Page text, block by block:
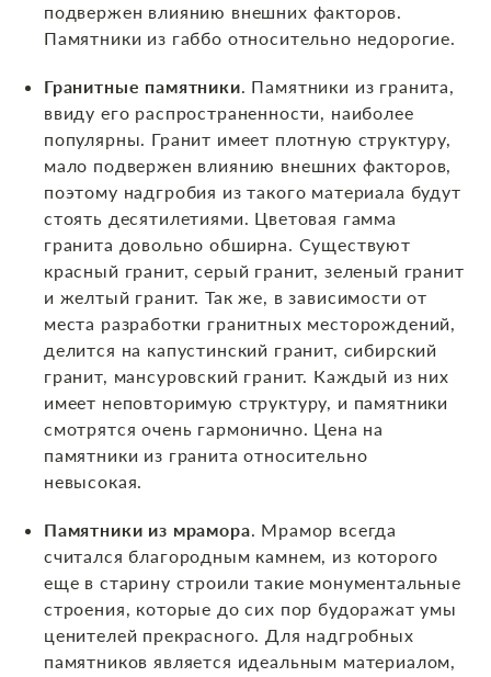
подвержен влиянию внешних факторов.
Памятники из габбо относительно недорогие.
Гранитные памятники. Памятники из гранита,
ввиду его распространенности, наиболее
популярны. Гранит имеет плотную структуру,
мало подвержен влиянию внешних факторов,
поэтому надгробия из такого материала будут
стоять десятилетиями. Цветовая гамма
гранита довольно обширна. Существуют
красный гранит, серый гранит, зеленый гранит
и желтый гранит. Так же, в зависимости от
места разработки гранитных месторождений,
делится на капустинский гранит, сибирский
гранит, мансуровский гранит. Каждый из них
имеет неповторимую структуру, и памятники
смотрятся очень гармонично. Цена на
памятники из гранита относительно
невысокая.
Памятники из мрамора. Мрамор всегда
считался благородным камнем, из которого
еще в старину строили такие монументальные
строения, которые до сих пор будоражат умы
ценителей прекрасного. Для надгробных
памятников является идеальным материалом,